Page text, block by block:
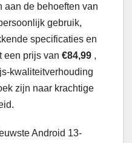
aan de behoeften van
gebruik,
specificaties en
een prijs van €84,99 ,
kwaliteitverhouding
zijn naar krachtige
Android 13-